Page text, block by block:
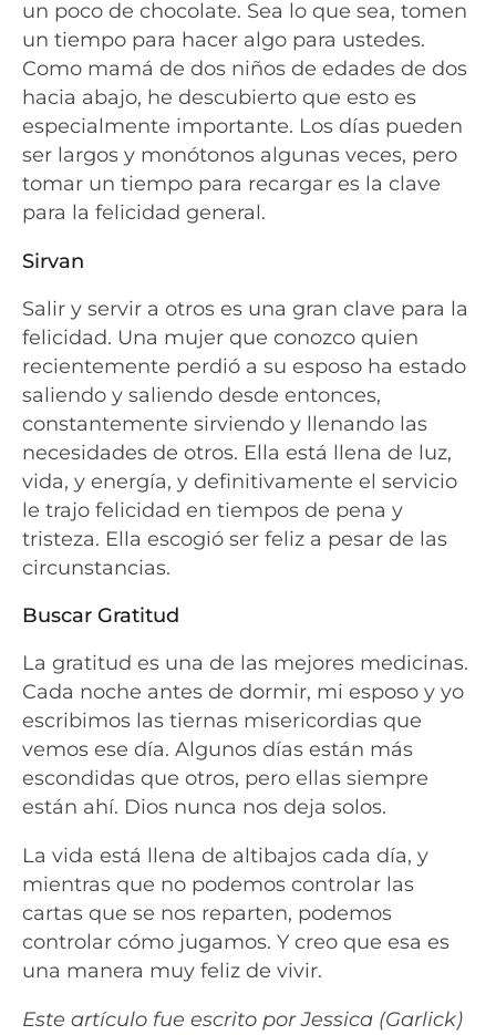
un poco de chocolate. Sea lo que sea, tomen
un tiempo para hacer algo para ustedes.
Como mamá de dos niños de edades de dos
hacia abajo, he descubierto que esto es
especialmente importante. Los días pueden
ser largos y monótonos algunas veces, pero
tomar un tiempo para recargar es la clave
para la felicidad general.
Sirvan
Salir y servir a otros es una gran clave para la
felicidad. Una mujer que conozco quien
recientemente perdió a su esposo ha estado
saliendo y saliendo desde entonces,
constantemente sirviendo y llenando las
necesidades de otros. Ella está llena de luz,
vida, y energía, y definitivamente el servicio
le trajo felicidad en tiempos de pena y
tristeza. Ella escogió ser feliz a pesar de las
circunstancias.
Buscar Gratitud
La gratitud es una de las mejores medicinas.
Cada noche antes de dormir, mi esposo y yo
escribimos las tiernas misericordias que
vemos ese día. Algunos días están más
escondidas que otros, pero ellas siempre
están ahí. Dios nunca nos deja solos.
La vida está llena de altibajos cada día, y
mientras que no podemos controlar las
cartas que se nos reparten, podemos
controlar cómo jugamos. Y creo que esa es
una manera muy feliz de vivir.
Este artículo fue escrito por Jessica (Garlick)